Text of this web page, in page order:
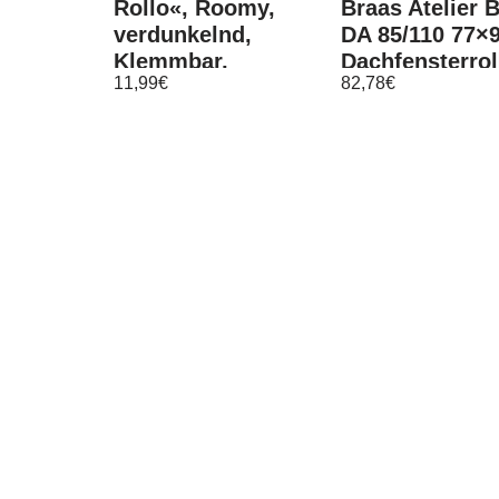
Rollo«, Roomy,
verdunkelnd,
Klemmbar,
Anschraubbar,
11,99€
Braas Atelier
DA 85/110
82,78€